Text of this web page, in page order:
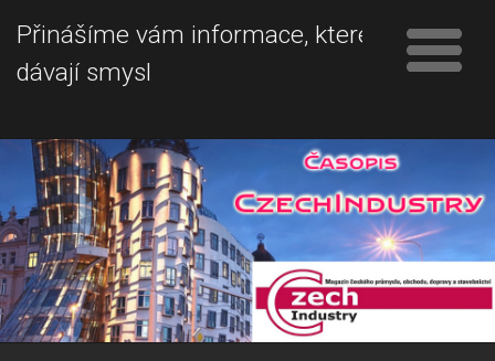
Přinášíme vám informace, které
dávají smysl